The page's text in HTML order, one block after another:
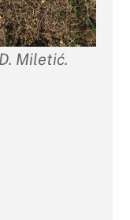
Miletić.